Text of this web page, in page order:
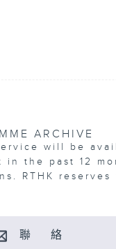
ARCHIVE
will be
in the past 12
RTHK
聯 絡